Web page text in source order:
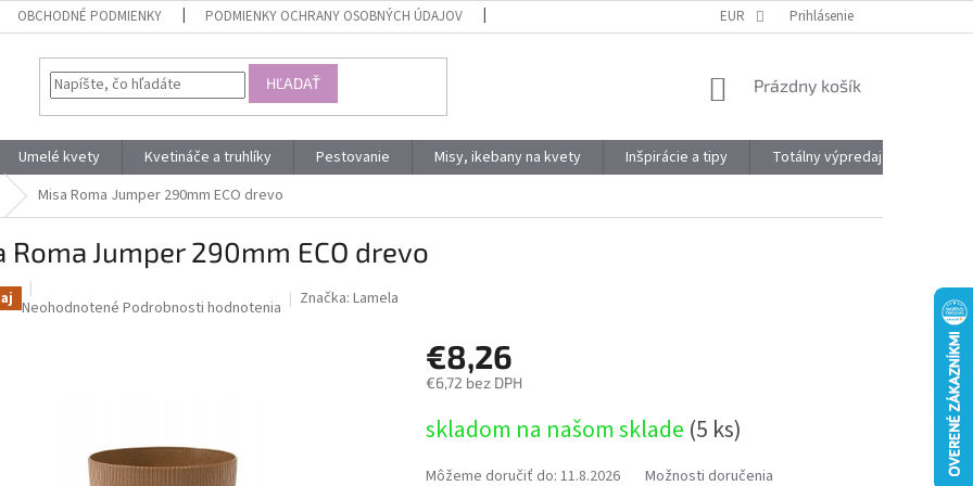
OBCHODNÉ PODMIENKY PODMIENKY OCHRANY OSOBNÝCH ÚDAJOV OBJEMOVÉ ZĽAVY VÝHODY REGISTRÁCIE
EUR Prihlásenie
HĽADAŤ
NÁKUPNÝ
Prázdny košík
Umelé kvety Kvetináče a truhlíky Pestovanie Misy, ikebany na kvety Inšpirácie a tipy Totálny výpredaj
Misa Roma Jumper 290mm ECO drevo
Roma Jumper 290mm ECO drevo
Priemerné
hviezdičiek.
Neohodnotené Podrobnosti hodnotenia Značka: Lamela
€8,26
€6,72 bez DPH
cena:
skladom na našom sklade (5 ks)
Môžeme doručiť do: 11.8.2026 Možnosti doručenia